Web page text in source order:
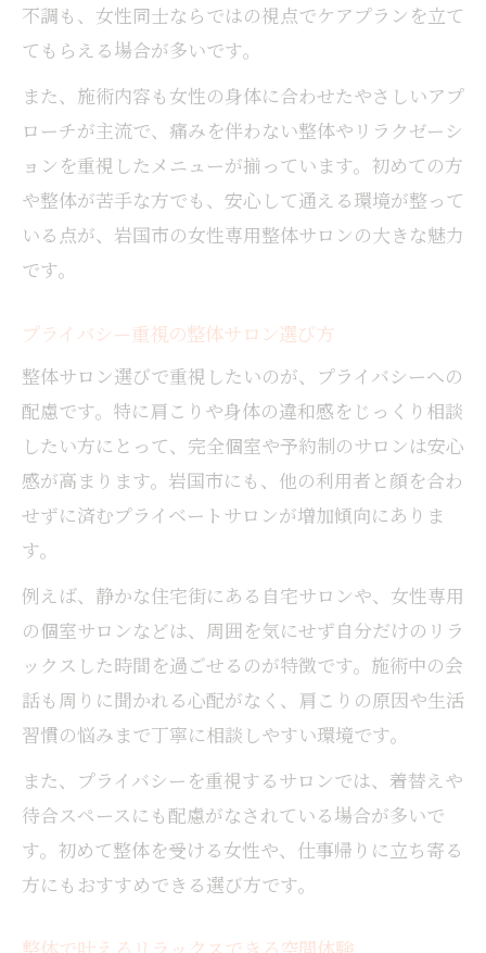
不調も、女性同士ならではの視点でケアプランを立て
てもらえる場合が多いです。
また、施術内容も女性の身体に合わせたやさしいアプ
ローチが主流で、痛みを伴わない整体やリラクゼーシ
ョンを重視したメニューが揃っています。初めての方
や整体が苦手な方でも、安心して通える環境が整って
いる点が、岩国市の女性専用整体サロンの大きな魅力
です。
プライバシー重視の整体サロン選び方
整体サロン選びで重視したいのが、プライバシーへの
配慮です。特に肩こりや身体の違和感をじっくり相談
したい方にとって、完全個室や予約制のサロンは安心
感が高まります。岩国市にも、他の利用者と顔を合わ
せずに済むプライベートサロンが増加傾向にありま
す。
例えば、静かな住宅街にある自宅サロンや、女性専用
の個室サロンなどは、周囲を気にせず自分だけのリラ
ックスした時間を過ごせるのが特徴です。施術中の会
話も周りに聞かれる心配がなく、肩こりの原因や生活
習慣の悩みまで丁寧に相談しやすい環境です。
また、プライバシーを重視するサロンでは、着替えや
待合スペースにも配慮がなされている場合が多いで
す。初めて整体を受ける女性や、仕事帰りに立ち寄る
方にもおすすめできる選び方です。